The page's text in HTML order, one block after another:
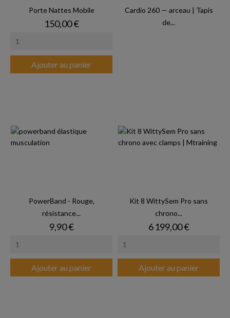
Porte Nattes Mobile
Prix
150,00 €
Ajouter au panier
Cardio 260 — arceau | Tapis
de...
PowerBand - Rouge,
résistance...
Prix
9,90 €
Ajouter au panier
Kit 8 WittySem Pro sans
chrono...
Prix
6 199,00 €
Ajouter au panier